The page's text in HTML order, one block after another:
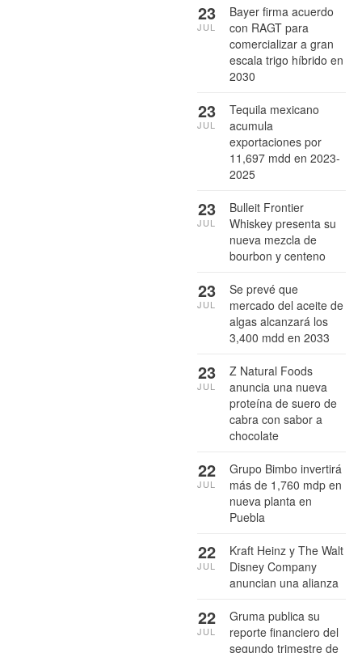
Bayer firma acuerdo
con RAGT para
comercializar a gran
escala trigo híbrido en
2030
23
JUL
Tequila mexicano
acumula
exportaciones por
11,697 mdd en 2023-
2025
23
JUL
Bulleit Frontier
Whiskey presenta su
nueva mezcla de
bourbon y centeno
23
JUL
Se prevé que
mercado del aceite de
algas alcanzará los
3,400 mdd en 2033
23
JUL
Z Natural Foods
anuncia una nueva
proteína de suero de
cabra con sabor a
chocolate
23
JUL
Grupo Bimbo invertirá
más de 1,760 mdp en
nueva planta en
Puebla
22
JUL
Kraft Heinz y The Walt
Disney Company
anuncian una alianza
22
JUL
Gruma publica su
reporte financiero del
segundo trimestre de
22
JUL